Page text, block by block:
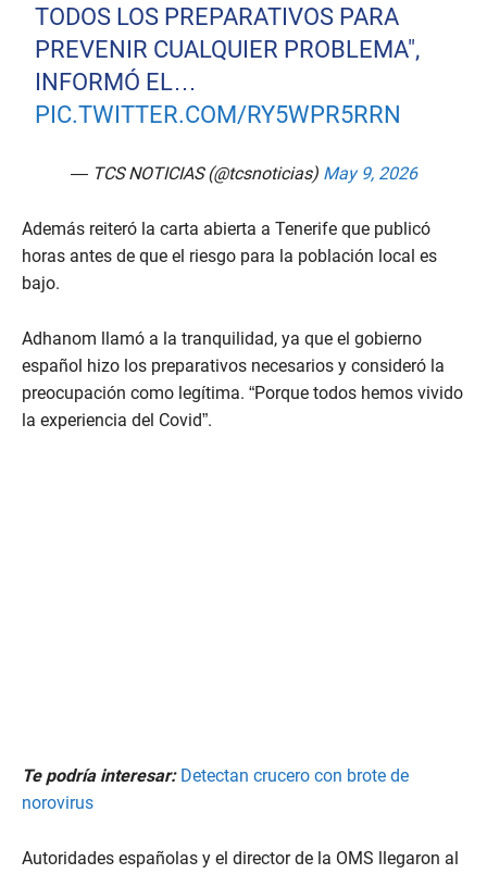
TODOS LOS PREPARATIVOS PARA
PREVENIR CUALQUIER PROBLEMA",
INFORMÓ EL…
PIC.TWITTER.COM/RY5WPR5RRN
— TCS NOTICIAS (@tcsnoticias) May 9, 2026
Además reiteró la carta abierta a Tenerife que publicó
horas antes de que el riesgo para la población local es
bajo.
Adhanom llamó a la tranquilidad, ya que el gobierno
español hizo los preparativos necesarios y consideró la
preocupación como legítima. “Porque todos hemos vivido
la experiencia del Covid”.
Te podría interesar: Detectan crucero con brote de
norovirus
Autoridades españolas y el director de la OMS llegaron al